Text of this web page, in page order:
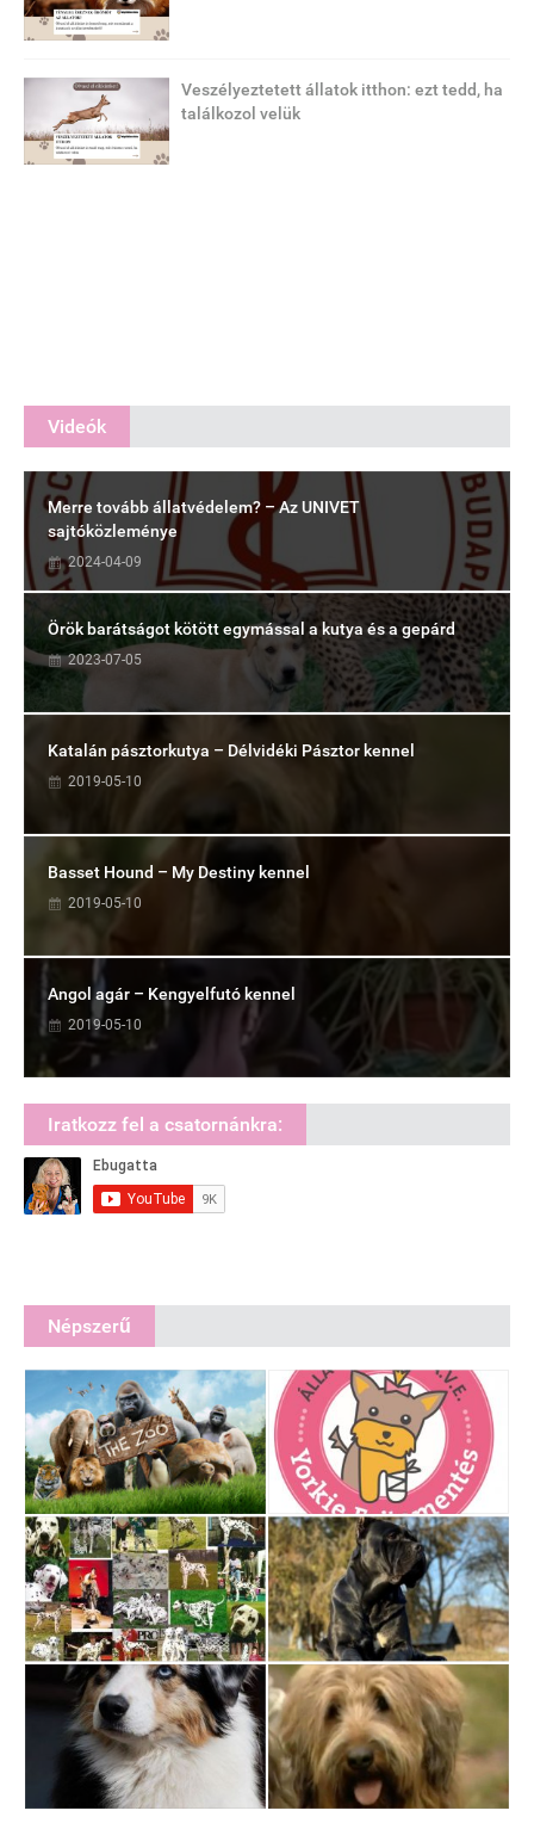
Veszélyeztetett állatok itthon: ezt tedd, ha
találkozol velük
Videók
Merre tovább állatvédelem? – Az UNIVET
sajtóközleménye
2024-04-09
Örök barátságot kötött egymással a kutya és a gepárd
2023-07-05
Katalán pásztorkutya – Délvidéki Pásztor kennel
2019-05-10
Basset Hound – My Destiny kennel
2019-05-10
Angol agár – Kengyelfutó kennel
2019-05-10
Iratkozz fel a csatornánkra:
Népszerű